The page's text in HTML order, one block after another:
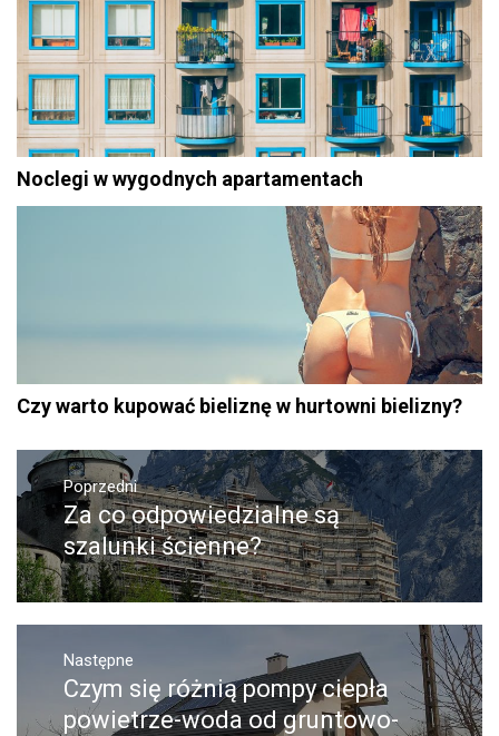
Noclegi w wygodnych apartamentach
Czy warto kupować bieliznę w hurtowni bielizny?
Nawigacja
wpisu
Poprzedni
Poprzedni
wpis:
Za co odpowiedzialne są
szalunki ścienne?
Następne
Następny
post:
Czym się różnią pompy ciepła
powietrze-woda od gruntowo-